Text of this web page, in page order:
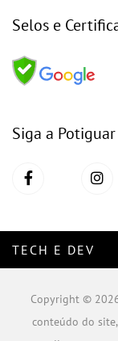
Selos e
Siga a
TECH E DEV
Copyright © 2026
conteúdo do